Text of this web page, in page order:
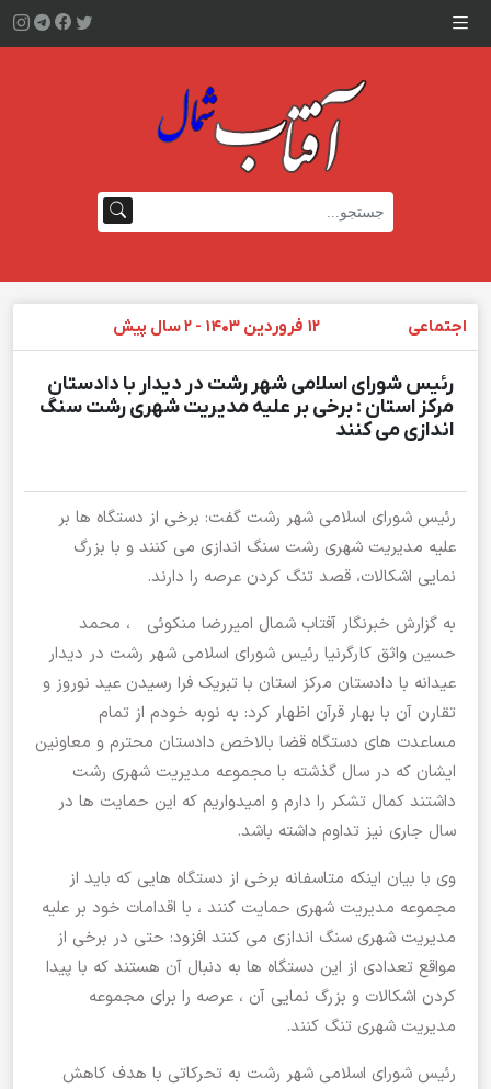
اجتماعی ۱۲ فروردین ۱۴۰۳ - ۲ سال پیش
رئیس شورای اسلامی شهر رشت در دیدار با دادستان
مرکز استان : برخی بر علیه مدیریت شهری رشت سنگ
اندازی می کنند
رئیس شورای اسلامی شهر رشت گفت: برخی از دستگاه ها بر
علیه مدیریت شهری رشت سنگ اندازی می کنند و با بزرگ
نمایی اشکالات، قصد تنگ کردن عرصه را دارند.
به گزارش خبرنگار آفتاب شمال امیررضا منکوئی ، محمد
حسین واثق کارگرنیا رئیس شورای اسلامی شهر رشت در دیدار
عیدانه با دادستان مرکز استان با تبریک فرا رسیدن عید نوروز و
تقارن آن با بهار قرآن اظهار کرد: به نوبه خودم از تمام
مساعدت های دستگاه قضا بالاخص دادستان محترم و معاونین
ایشان که در سال گذشته با مجموعه مدیریت شهری رشت
داشتند کمال تشکر را دارم و امیدواریم که این حمایت ها در
سال جاری نیز تداوم داشته باشد.
وی با بیان اینکه متاسفانه برخی از دستگاه هایی که باید از
مجموعه مدیریت شهری حمایت کنند ، با اقدامات خود بر علیه
مدیریت شهری سنگ اندازی می کنند افزود: حتی در برخی از
مواقع تعدادی از این دستگاه ها به دنبال آن هستند که با پیدا
کردن اشکالات و بزرگ نمایی آن ، عرصه را برای مجموعه
مدیریت شهری تنگ کنند.
رئیس شورای اسلامی شهر رشت به تحرکاتی با هدف کاهش